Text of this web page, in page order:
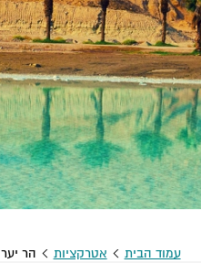
עמוד הבית אטרקציות הר יער